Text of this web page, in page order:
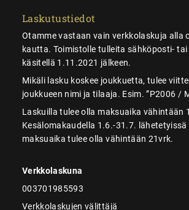
Laskutustiedot
Otamme vastaan vain verkkolaskuja alla
kautta. Toimistolle tulleita sähköposti- tai
käsitellä 1.11.2021 jälkeen.
Mikäli lasku koskee joukkuetta, tulee
joukkueen nimi ja tilaaja. Esim. ”P2006 /
Laskuilla tulee olla maksuaika vähintään
Kesälomakaudella 1.6.-31.7. lähetetyissä
maksuaika tulee olla vähintään 21vrk.
Verkkolaskuna
003701985593
Verkkolaskujen välittäjä